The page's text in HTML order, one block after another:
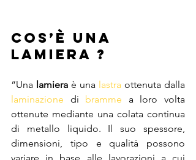
Cos’è una
lamiera ?
“Una lamiera è una lastra
laminazione di bramme a loro volta
ottenute mediante una colata continua
di metallo liquido. Il suo spessore,
dimensioni, tipo e qualità possono